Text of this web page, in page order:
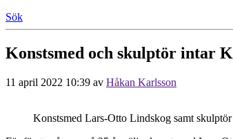
Sök
Konstsmed och skulptör intar
11 april 2022 10:39 av Håkan Karlsson
Konstsmed Lars-Otto Lindskog samt